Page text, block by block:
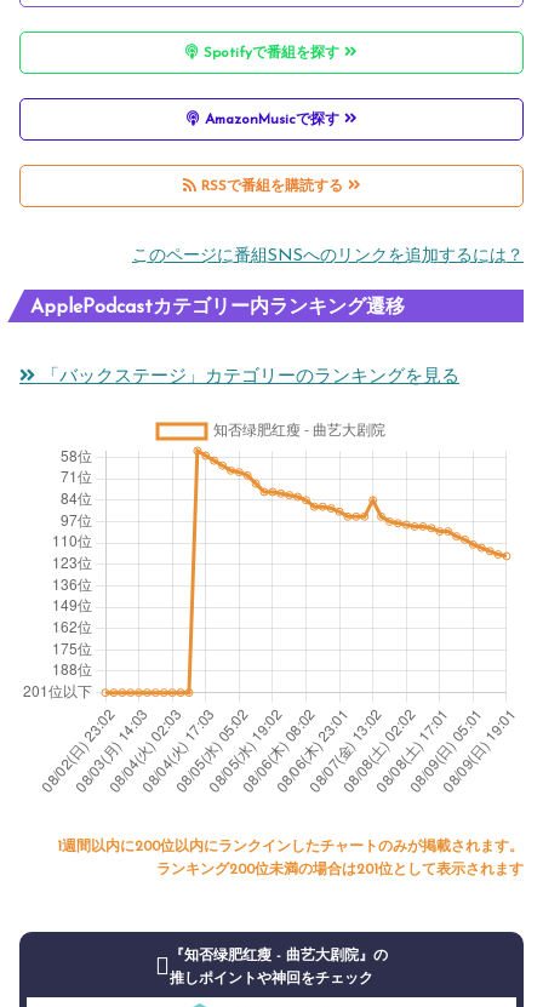
Spotifyで番組を探す
AmazonMusicで探す
RSSで番組を購読する
このページに番組SNSへのリンクを追加するには？
ApplePodcastカテゴリー内ランキング遷移
「バックステージ」カテゴリーのランキングを見る
1週間以内に200位以内にランクインしたチャートのみが掲載されます。
ランキング200位未満の場合は201位として表示されます
『知否绿肥红瘦 - 曲艺大剧院』の
推しポイントや神回をチェック